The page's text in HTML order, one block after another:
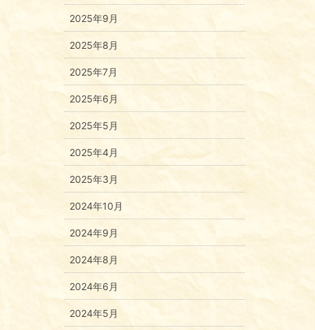
2025年9月
2025年8月
2025年7月
2025年6月
2025年5月
2025年4月
2025年3月
2024年10月
2024年9月
2024年8月
2024年6月
2024年5月